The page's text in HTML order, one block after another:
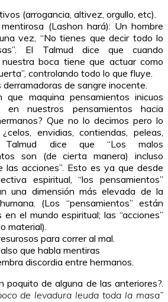
(arrogancia, altivez, orgullo, etc).
(Lashon hará): Un hombre
vez, “No tienes que decir todo lo
El Talmud dice que cuando
nuestra boca tiene que actuar como
controlando todo lo que fluye.
derramadoras de sangre inocente.
que maquina pensamientos inicuos
en nuestros pensamientos hacia
Que no lo decimos pero lo
envidias, contiendas, peleas,
dice que “Los malos
son (de cierta manera) incluso
las acciones”. Esto es ya que desde
espiritual, “los pensamientos”
una dimensión más elevada de la
(Los “pensamientos” están
en el mundo espiritual; las “acciones”
material).
para correr al mal.
que habla mentiras
discordia entre hermanos.
poquito de alguna de las anteriores?.
de levadura leuda toda la masa”